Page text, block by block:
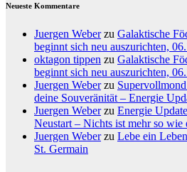
Neueste Kommentare
Juergen Weberzu Galaktische
beginnt sich neu auszurichten,
oktagon tippen zu Galaktische
beginnt sich neu auszurichten,
Juergen Weberzu
deine Souveränität – Energie
Juergen Weberzu Energie
Neustart – Nichts ist mehr so wie
Juergen Weberzu Lebe ein
St. Germain